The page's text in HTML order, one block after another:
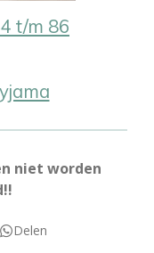
t/m 86
niet worden
Delen